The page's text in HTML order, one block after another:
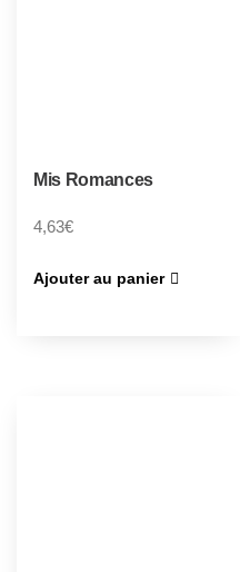
Mis Romances
4,63€
Ajouter au panier